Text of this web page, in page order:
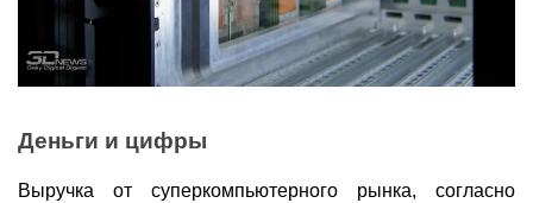
Деньги и цифры
Выручка от суперкомпьютерного рынка, согласно